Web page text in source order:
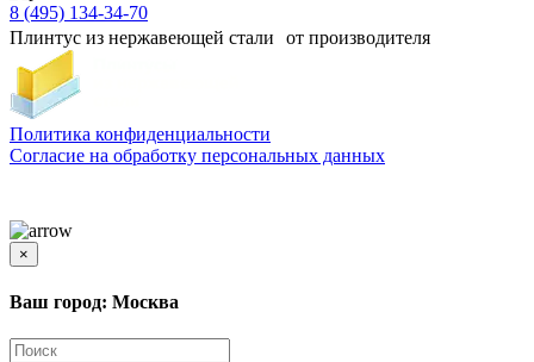
8 (495) 134-34-70
Плинтус из нержавеющей стали от производителя
Политика конфиденциальности
Согласиe на обработку персональных данных
×
Ваш город: Москва